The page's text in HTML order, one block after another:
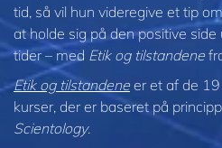
tid, så vil hun videregive et tip
at holde sig på den positive
tider – med Etik og tilstandene
Etik og tilstandeneer et af de 19
kurser, der er baseret på
Scientology.